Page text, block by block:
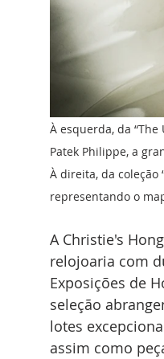
À esquerda, da
Patek Philippe, a
À direita, da coleção
representando o
A Christie's
relojoaria com
Exposições de
seleção
lotes
assim como